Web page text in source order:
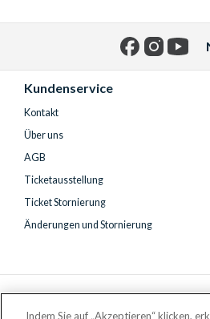
Kundenservice
Kontakt
Über uns
AGB
Ticketausstellung
Ticket Stornierung
Änderungen und Stornierung
Indem Sie auf „Akzeptieren“ klicken,